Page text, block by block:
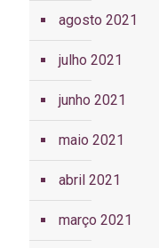
agosto 2021
julho 2021
junho 2021
maio 2021
abril 2021
março 2021